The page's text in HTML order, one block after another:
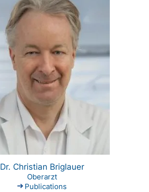
Dr. Christian Briglauer
Oberarzt
Publications